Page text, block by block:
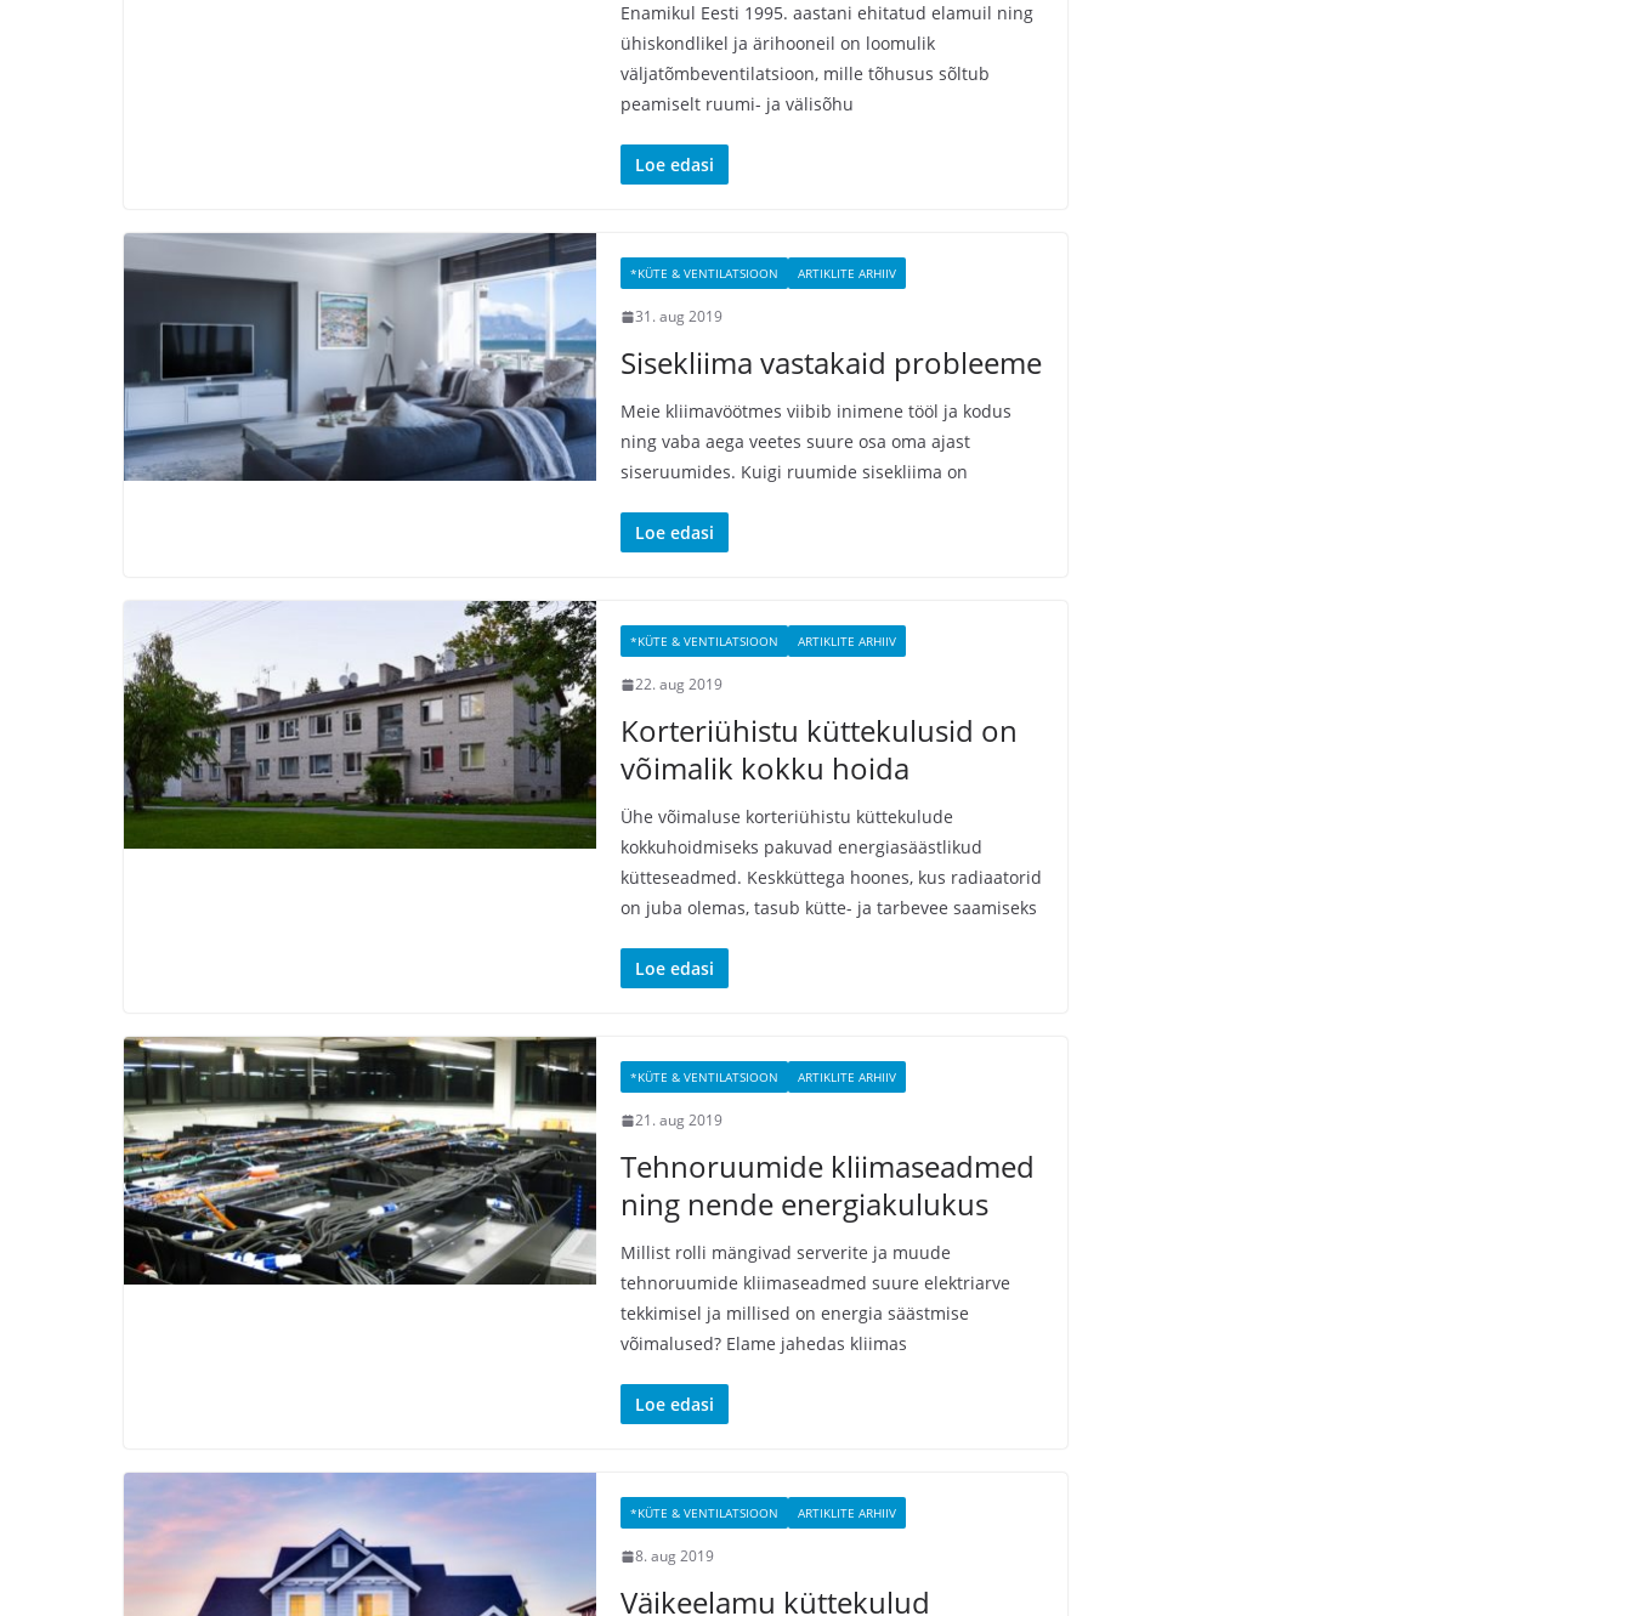
Enamikul Eesti 1995. aastani ehitatud elamuil ning
ühiskondlikel ja ärihooneil on loomulik
väljatõmbeventilatsioon, mille tõhusus sõltub
peamiselt ruumi- ja välisõhu
Loe edasi
*KÜTE & VENTILATSIOON ARTIKLITE ARHIIV
31. aug 2019
Sisekliima vastakaid probleeme
Meie kliimavöötmes viibib inimene tööl ja kodus
ning vaba aega veetes suure osa oma ajast
siseruumides. Kuigi ruumide sisekliima on
Loe edasi
*KÜTE & VENTILATSIOON ARTIKLITE ARHIIV
22. aug 2019
Korteriühistu küttekulusid on
võimalik kokku hoida
Ühe võimaluse korteriühistu küttekulude
kokkuhoidmiseks pakuvad energiasäästlikud
kütteseadmed. Keskküttega hoones, kus radiaatorid
on juba olemas, tasub kütte- ja tarbevee saamiseks
Loe edasi
*KÜTE & VENTILATSIOON ARTIKLITE ARHIIV
21. aug 2019
Tehnoruumide kliimaseadmed
ning nende energiakulukus
Millist rolli mängivad serverite ja muude
tehnoruumide kliimaseadmed suure elektriarve
tekkimisel ja millised on energia säästmise
võimalused? Elame jahedas kliimas
Loe edasi
*KÜTE & VENTILATSIOON ARTIKLITE ARHIIV
8. aug 2019
Väikeelamu küttekulud